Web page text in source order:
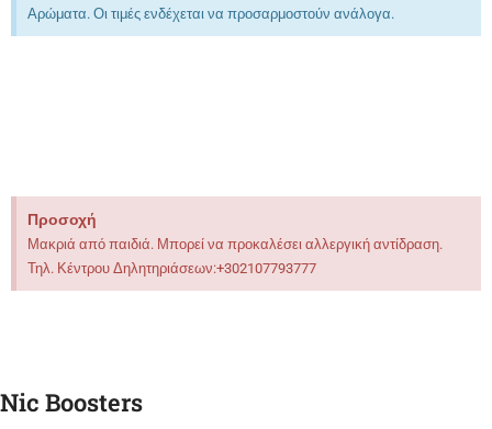
Αρώματα. Οι τιμές ενδέχεται να προσαρμοστούν ανάλογα.
Προσοχή
Μακριά από παιδιά. Μπορεί να προκαλέσει αλλεργική αντίδραση.
Τηλ. Κέντρου Δηλητηριάσεων:+302107793777
Nic Boosters